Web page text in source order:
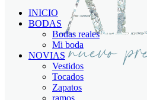
INICIO
BODAS
Bodas reales
Mi boda
NOVIAS
Vestidos
Tocados
Zapatos
ramos